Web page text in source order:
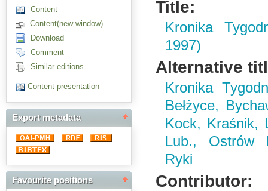
Content
Content(new window)
Download
Comment
Similar editions
Content presentation
Export metadata
Favourite positions
Title:
Kronika
1997)
Alternative
Kronika
Bełżyce,
Kock, Kraśnik,
Lub., Ostrów
Ryki
Contributor: